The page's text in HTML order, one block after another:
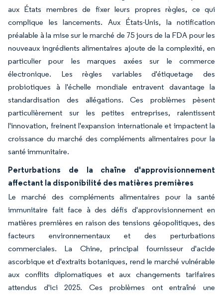
aux États membres de fixer leurs propres règles, ce qui
complique les lancements. Aux États-Unis, la notification
préalable à la mise sur le marché de 75 jours de la FDA pour les
nouveaux ingrédients alimentaires ajoute de la complexité, en
particulier pour les marques axées sur le commerce
électronique. Les règles variables d'étiquetage des
probiotiques à l'échelle mondiale entravent davantage la
standardisation des allégations. Ces problèmes pèsent
particulièrement sur les petites entreprises, ralentissent
l'innovation, freinent l'expansion internationale et impactent la
croissance du marché des compléments alimentaires pour la
santé immunitaire.
Perturbations de la chaîne d'approvisionnement
affectant la disponibilité des matières premières
Le marché des compléments alimentaires pour la santé
immunitaire fait face à des défis d'approvisionnement en
matières premières en raison des tensions géopolitiques, des
facteurs environnementaux et des perturbations
commerciales. La Chine, principal fournisseur d'acide
ascorbique et d'extraits botaniques, rend le marché vulnérable
aux conflits diplomatiques et aux changements tarifaires
attendus d'ici 2025. Ces problèmes ont entraîné une